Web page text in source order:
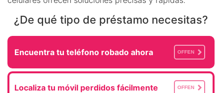
¿De qué tipo de préstamo necesitas?
Encuentra tu teléfono robado ahora OFFEN
Localiza tu móvil perdidos fácilmente OFFEN